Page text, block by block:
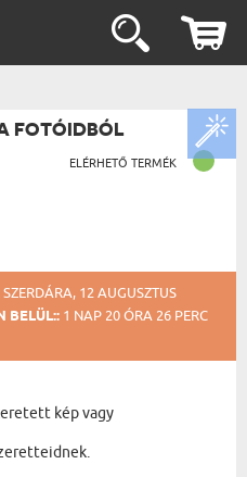
FOTÓIDBÓL
ELÉRHETŐ TERMÉK
SZERDÁRA, 12 AUGUSZTUS
BELÜL:: 1 NAP 20 ÓRA 26 PERC
kép vagy